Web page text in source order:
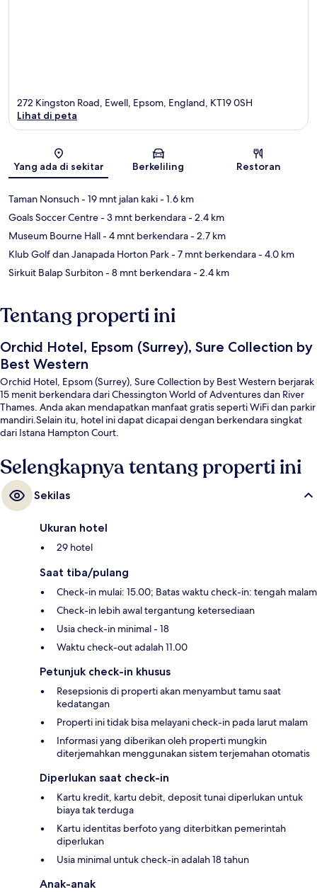
Peta
272 Kingston Road, Ewell, Epsom, England, KT19 0SH
Lihat di peta
Yang ada di sekitar Berkeliling Restoran
Taman Nonsuch- 19 mnt jalan kaki- 1.6 km
Goals Soccer Centre- 3 mnt berkendara- 2.4 km
Museum Bourne Hall- 4 mnt berkendara- 2.7 km
Klub Golf dan Janapada Horton Park- 7 mnt berkendara- 4.0 km
Sirkuit Balap Surbiton- 8 mnt berkendara- 2.4 km
Tentang properti ini
Orchid Hotel, Epsom (Surrey), Sure Collection by
Best Western
Orchid Hotel, Epsom (Surrey), Sure Collection by Best Western berjarak
15 menit berkendara dari Chessington World of Adventures dan River
Thames. Anda akan mendapatkan manfaat gratis seperti WiFi dan parkir
mandiri.Selain itu, hotel ini dapat dicapai dengan berkendara singkat
dari Istana Hampton Court.
Selengkapnya tentang properti ini
Sekilas
Ukuran hotel
29 hotel
Saat tiba/pulang
Check-in mulai: 15.00; Batas waktu check-in: tengah malam
Check-in lebih awal tergantung ketersediaan
Usia check-in minimal - 18
Waktu check-out adalah 11.00
Petunjuk check-in khusus
Resepsionis di properti akan menyambut tamu saat
kedatangan
Properti ini tidak bisa melayani check-in pada larut malam
Informasi yang diberikan oleh properti mungkin
diterjemahkan menggunakan sistem terjemahan otomatis
Diperlukan saat check-in
Kartu kredit, kartu debit, deposit tunai diperlukan untuk
biaya tak terduga
Kartu identitas berfoto yang diterbitkan pemerintah
diperlukan
Usia minimal untuk check-in adalah 18 tahun
Anak-anak